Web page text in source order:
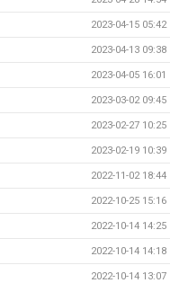
2023-04-15 05:42
2023-04-13 09:38
2023-04-05 16:01
2023-03-02 09:45
2023-02-27 10:25
2023-02-19 10:39
2022-11-02 18:44
2022-10-25 15:16
2022-10-14 14:25
2022-10-14 14:18
2022-10-14 13:07